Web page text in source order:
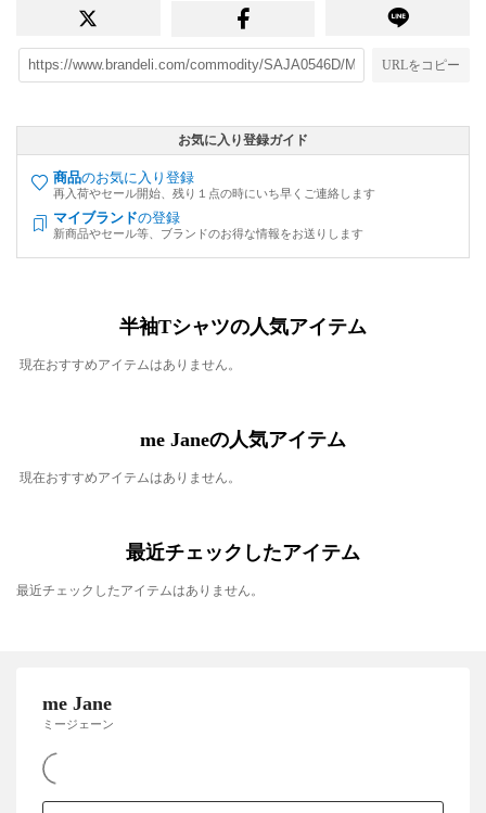
URLをコピー
お気に入り登録ガイド
商品のお気に入り登録
再入荷やセール開始、残り１点の時にいち早くご連絡します
マイブランドの登録
新商品やセール等、ブランドのお得な情報をお送りします
半袖Tシャツの人気アイテム
現在おすすめアイテムはありません。
me Janeの人気アイテム
現在おすすめアイテムはありません。
最近チェックしたアイテム
最近チェックしたアイテムはありません。
me Jane
ミージェーン